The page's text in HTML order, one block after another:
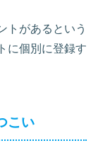
トがあるという
に個別に登録す
こい